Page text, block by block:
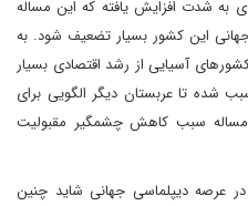
به شدت افزایش یافته که این مساله
این کشور بسیار تضعیف شود. به
آسیایی از رشد اقتصادی بسیار
شده تا عربستان دیگر الگویی برای
مساله سبب کاهش چشمگیر مقبولیت
عرصه دیپلماسی جهانی شاید چنین